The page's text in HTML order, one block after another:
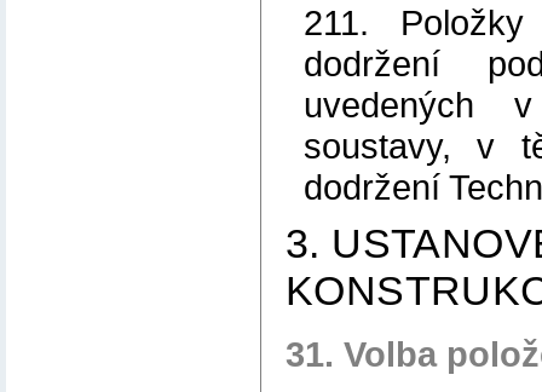
211.
dodržení
uvedených
soustavy, v
dodržení
3.
31. Volba